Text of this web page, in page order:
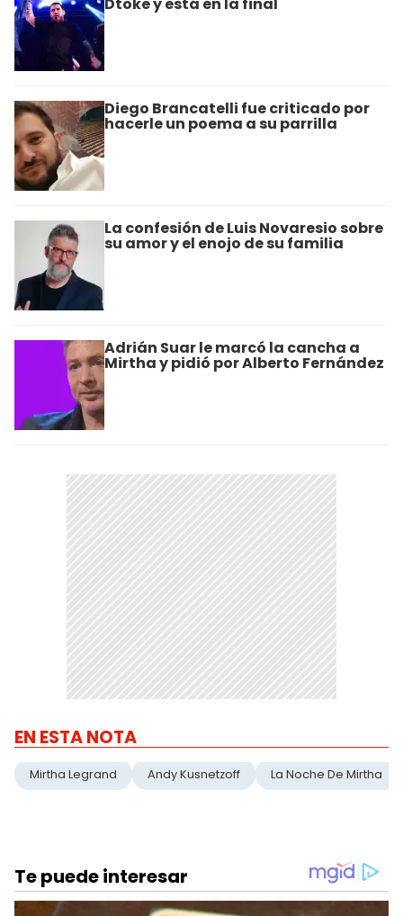
Diego Brancatelli fue criticado por
hacerle un poema a su parrilla
La confesión de Luis Novaresio sobre
su amor y el enojo de su familia
Adrián Suar le marcó la cancha a
Mirtha y pidió por Alberto Fernández
EN ESTA NOTA
Mirtha Legrand Andy Kusnetzoff La Noche De Mirtha